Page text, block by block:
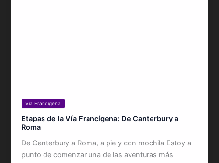
Via Francigena
Etapas de la Vía Francígena: De Canterbury a
Roma
De Canterbury a Roma, a pie y con mochila Estoy a
punto de comenzar una de las aventuras más